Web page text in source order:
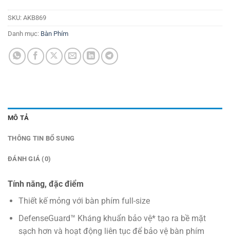
SKU: AKB869
Danh mục: Bàn Phím
MÔ TẢ
THÔNG TIN BỔ SUNG
ĐÁNH GIÁ (0)
Tính năng, đặc điểm
Thiết kế mỏng với bàn phím full-size
DefenseGuard™ Kháng khuẩn bảo vệ* tạo ra bề mặt
sạch hơn và hoạt động liên tục để bảo vệ bàn phím